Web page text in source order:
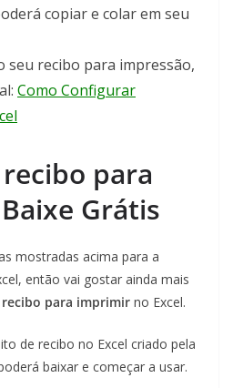
copiar e colar em seu
seu recibo para impressão,
Como Configurar
para
Grátis
mostradas acima para a
então vai gostar ainda mais
para imprimir no Excel.
de recibo no Excel criado pela
baixar e começar a usar.